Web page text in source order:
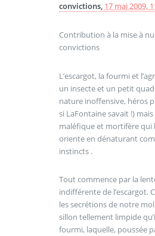
convictions, 17 mai 2009,
Contribution à la mise à
convictions
L’escargot, la fourmi et
un insecte et un petit
nature inoffensive, héros
si LaFontaine savait !)
maléfique et mortifère qui
oriente en dénaturant
instincts .
Tout commence par la
indifférente de l’escargot.
les secrétions de notre
sillon tellement limpide
fourmi, laquelle, poussée